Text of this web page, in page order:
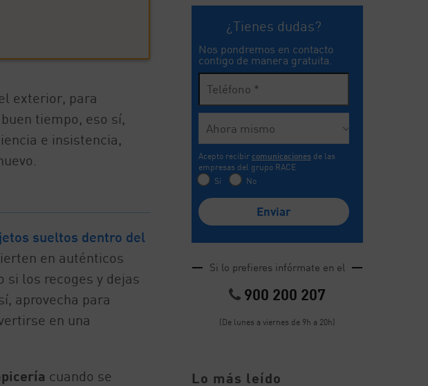
exterior, para
tiempo, eso sí,
e insistencia,
sueltos dentro del
en auténticos
los recoges y dejas
aprovecha para
en una
cuando se
¿Tienes dudas?
Nos pondremos en contacto
contigo de manera gratuita.
Acepto recibir comunicaciones de las
empresas del grupo RACE
Sí
No
Si lo prefieres infórmate en el
900 200 207
(De lunes a viernes de 9h a 20h)
Lo más leído